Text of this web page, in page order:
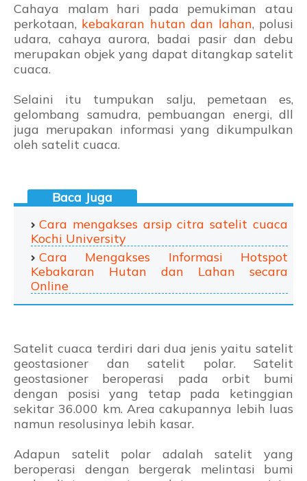
Cahaya malam hari pada pemukiman atau
perkotaan, kebakaran hutan dan lahan, polusi
udara, cahaya aurora, badai pasir dan debu
merupakan objek yang dapat ditangkap satelit
cuaca.
Selaini itu tumpukan salju, pemetaan es,
gelombang samudra, pembuangan energi, dll
juga merupakan informasi yang dikumpulkan
oleh satelit cuaca.
Cara mengakses arsip citra satelit cuaca
Kochi University
Cara Mengakses Informasi Hotspot
Kebakaran Hutan dan Lahan secara
Online
Satelit cuaca terdiri dari dua jenis yaitu satelit
geostasioner dan satelit polar. Satelit
geostasioner beroperasi pada orbit bumi
dengan posisi yang tetap pada ketinggian
sekitar 36.000 km. Area cakupannya lebih luas
namun resolusinya lebih kasar.
Adapun satelit polar adalah satelit yang
beroperasi dengan bergerak melintasi bumi